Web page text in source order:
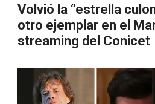
Volvió la “estrella
otro ejemplar en el
streaming del Conicet